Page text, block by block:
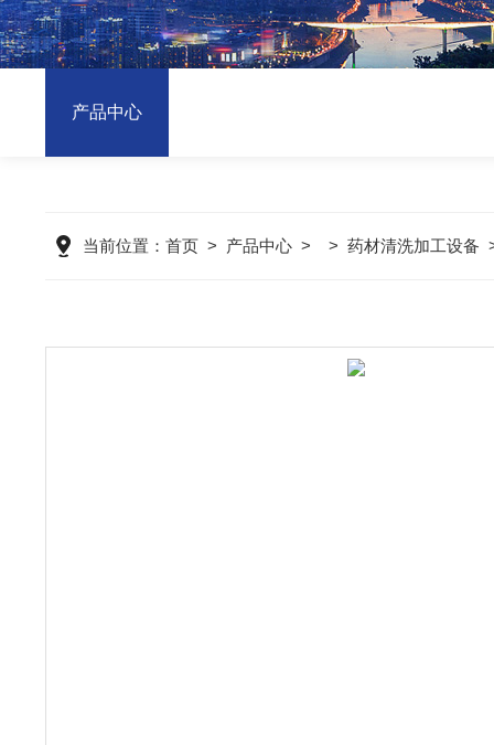
产品中心
当前位置： 首页> 产品中心> > 药材清洗加工设备